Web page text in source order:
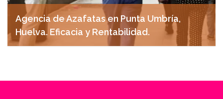
Agencia de Azafatas en Punta Umbría,
Huelva. Eficacia y Rentabilidad.